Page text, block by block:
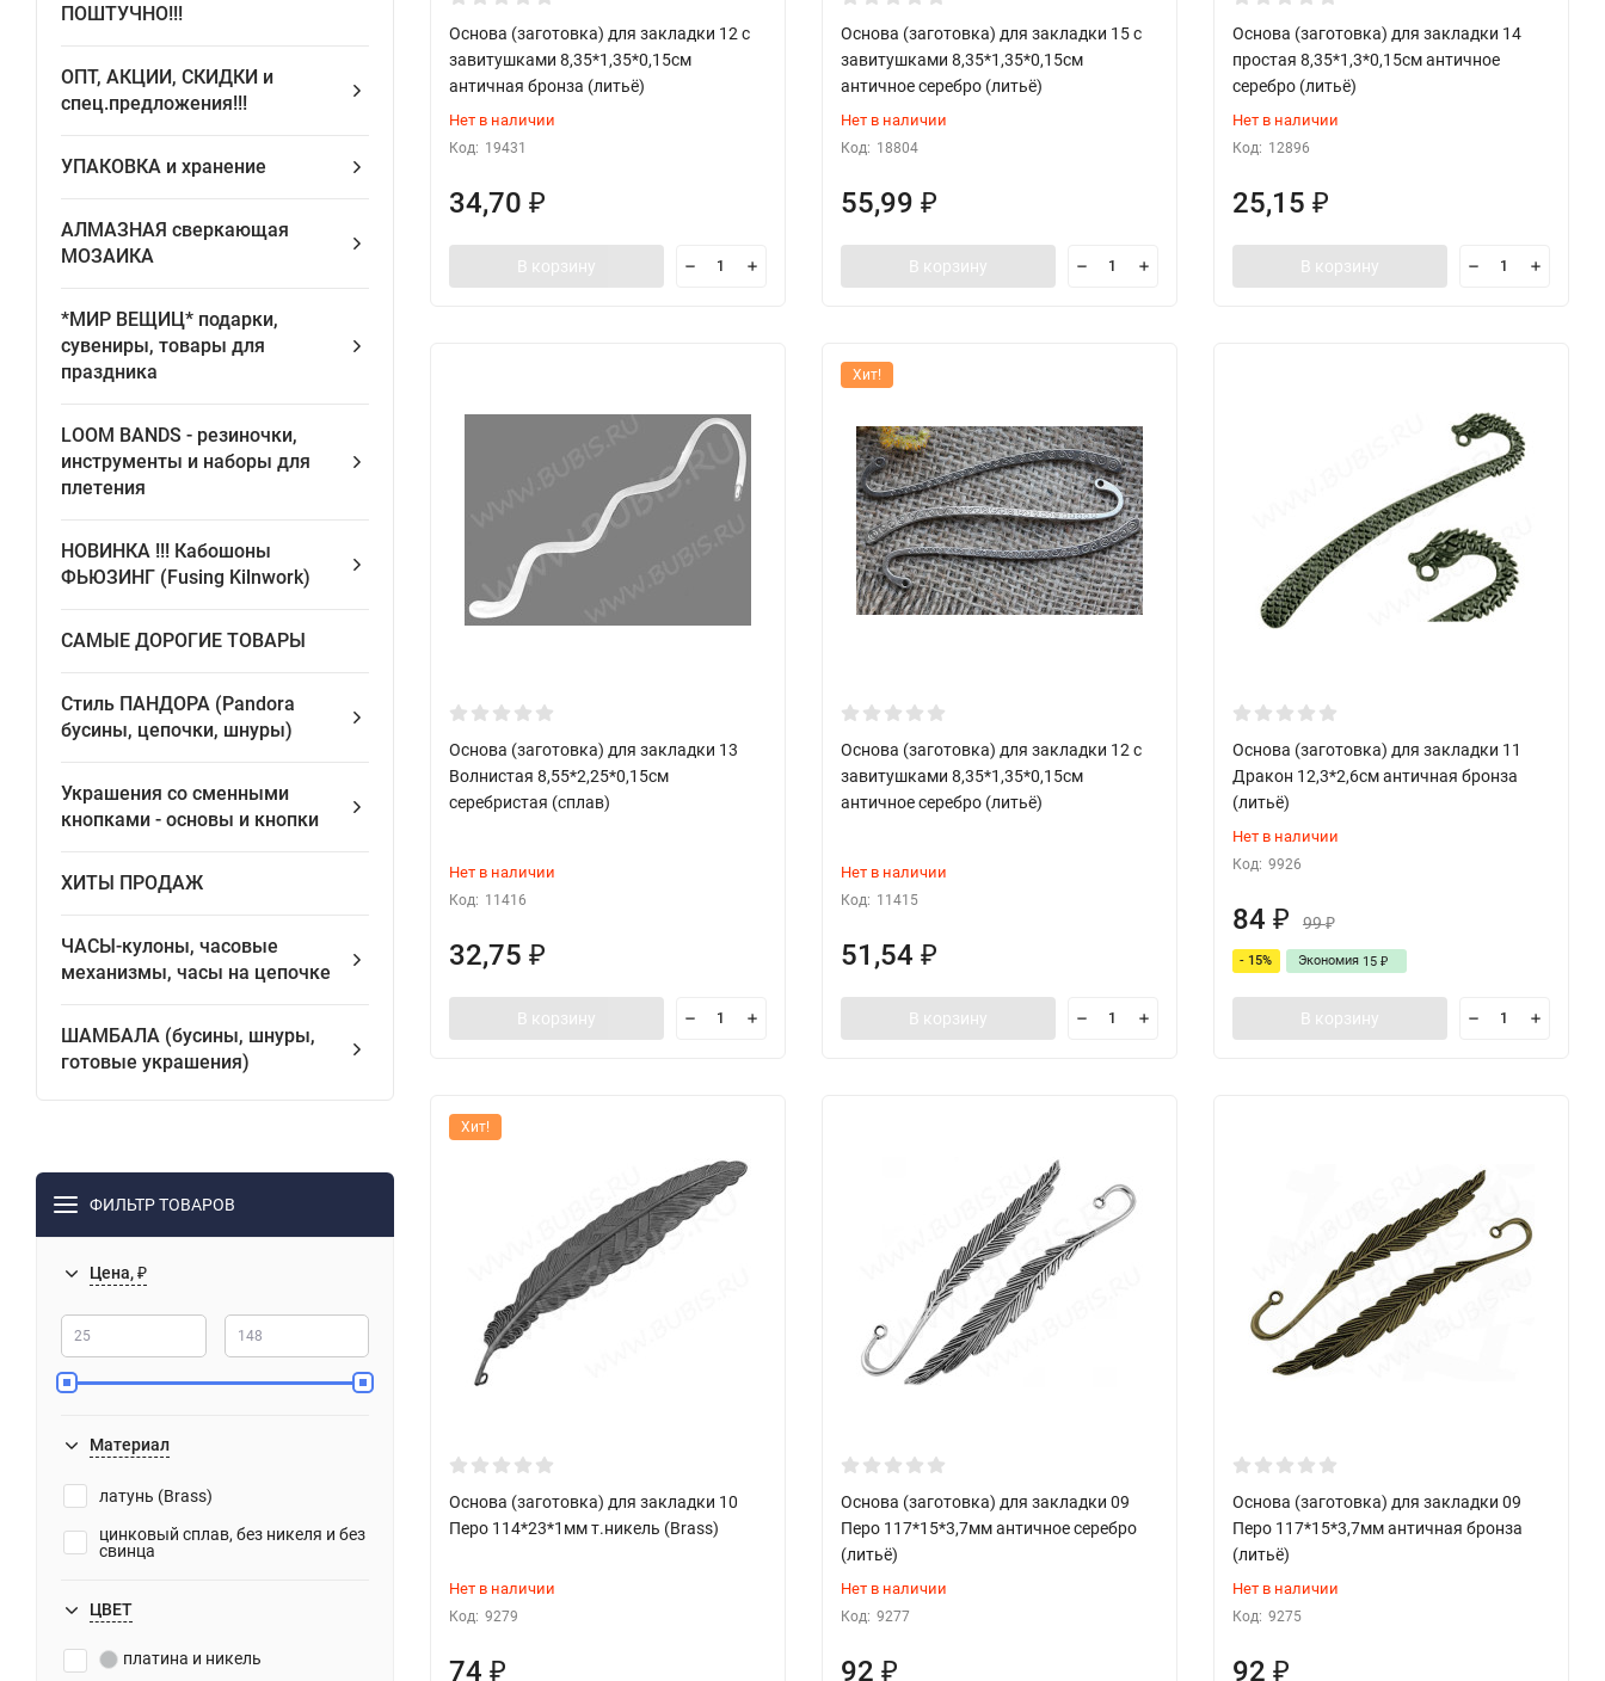
ПОШТУЧНО!!!
ОПТ, АКЦИИ, СКИДКИ и
спец.предложения!!!
УПАКОВКА и хранение
АЛМАЗНАЯ сверкающая
МОЗАИКА
*МИР ВЕЩИЦ* подарки,
сувениры, товары для
праздника
LOOM BANDS - pезиночки,
инструменты и наборы для
плетения
НОВИНКА !!! Кабошоны
ФЬЮЗИНГ (Fusing Kilnwork)
САМЫЕ ДОРОГИЕ ТОВАРЫ
Стиль ПАНДОРА (Pandora
бусины, цепочки, шнуры)
Украшения со сменными
кнопками - основы и кнопки
ХИТЫ ПРОДАЖ
ЧАСЫ-кулоны, часовые
механизмы, часы на цепочке
ШАМБАЛА (бусины, шнуры,
готовые украшения)
ФИЛЬТР ТОВАРОВ
Цена, ₽
Материал
латунь (Brass)
цинковый сплав, без никеля и без
свинца
ЦВЕТ
платина и никель
Основа (заготовка) для закладки 12 с
завитушками 8,35*1,35*0,15см
античная бронза (литьё)
Нет в наличии
Код: 19431
34,70 ₽
В корзину
Основа (заготовка) для закладки 15 с
завитушками 8,35*1,35*0,15см
античное серебро (литьё)
Нет в наличии
Код: 18804
55,99 ₽
В корзину
Основа (заготовка) для закладки 14
простая 8,35*1,3*0,15см античное
серебро (литьё)
Нет в наличии
Код: 12896
25,15 ₽
В корзину
Основа (заготовка) для закладки 13
Волнистая 8,55*2,25*0,15см
серебристая (сплав)
Нет в наличии
Код: 11416
32,75 ₽
В корзину
Хит!
Основа (заготовка) для закладки 12 с
завитушками 8,35*1,35*0,15см
античное серебро (литьё)
Нет в наличии
Код: 11415
51,54 ₽
В корзину
Основа (заготовка) для закладки 11
Дракон 12,3*2,6см античная бронза
(литьё)
Нет в наличии
Код: 9926
84 ₽ 99₽
- 15% Экономия 15 ₽
В корзину
Хит!
Основа (заготовка) для закладки 10
Перо 114*23*1мм т.никель (Brass)
Нет в наличии
Код: 9279
74 ₽
Основа (заготовка) для закладки 09
Перо 117*15*3,7мм античное серебро
(литьё)
Нет в наличии
Код: 9277
92 ₽
Основа (заготовка) для закладки 09
Перо 117*15*3,7мм античная бронза
(литьё)
Нет в наличии
Код: 9275
92 ₽